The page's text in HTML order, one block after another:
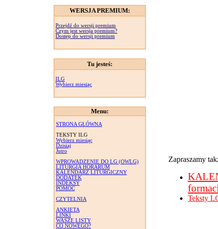
WERSJA PREMIUM:
Przejdź do wersji premium
Czym jest wersja premium?
Dostęp do wersji premium
Tu jesteś:
ILG
Wybierz miesiąc
Menu:
STRONA GŁÓWNA
TEKSTY ILG
Wybierz miesiąc
Dzisiaj
Jutro
WPROWADZENIE DO LG (OWLG)
LITURGIA HORARUM
KALENDARZ LITURGICZNY
DODATEK
INDEKSY
POMOC
CZYTELNIA
ANKIETA
LINKI
WASZE LISTY
CO NOWEGO?
Zapraszamy
Teksty